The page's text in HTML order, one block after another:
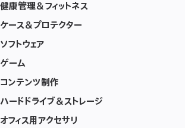
健康管理＆フィットネス
ケース＆プロテクター
ソフトウェア
ゲーム
コンテンツ制作
ハードドライブ＆ストレージ
オフィス用アクセサリ